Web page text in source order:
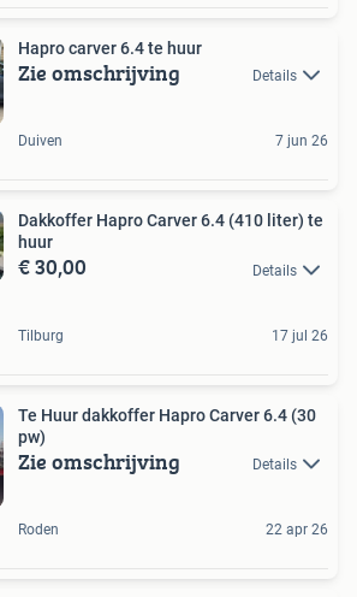
Hapro carver 6.4 te huur
Zie omschrijving Details
Duiven 7 jun 26
Dakkoffer Hapro Carver 6.4 (410 liter) te
huur
€ 30,00 Details
Tilburg 17 jul 26
Te Huur dakkoffer Hapro Carver 6.4 (30
pw)
Zie omschrijving Details
Roden 22 apr 26